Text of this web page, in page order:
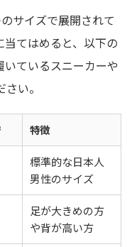
サイズで展開されて
てはめると、以下の
ているスニーカーや
い。
特徴
標準的な日本人
男性のサイズ
足が大きめの方
や背が高い方